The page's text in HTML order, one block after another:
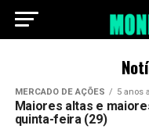
MERCADO DE AÇÕES 5 anos
Maiores altas e
quinta-feira (29)